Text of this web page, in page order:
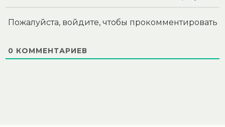
Пожалуйста, войдите, чтобы прокомментировать
0 КОММЕНТАРИЕВ